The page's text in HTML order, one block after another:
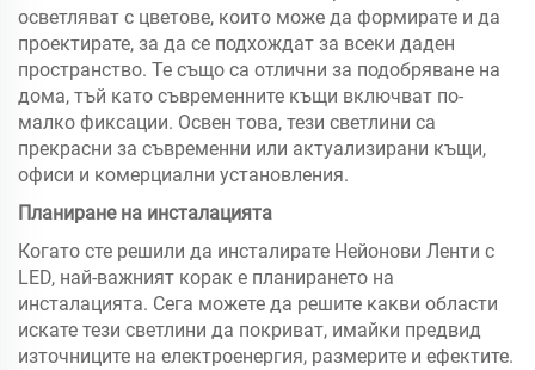
осветляват с цветове, които може да формирате и да
проектирате, за да се подхождат за всеки даден
пространство. Те също са отлични за подобряване на
дома, тъй като съвременните къщи включват по-
малко фиксации. Освен това, тези светлини са
прекрасни за съвременни или актуализирани къщи,
офиси и комерциални установления.
Планиране на инсталацията
Когато сте решили да инсталирате Нейонови Ленти с
LED, най-важният корак е планирането на
инсталацията. Сега можете да решите какви области
искате тези светлини да покриват, имайки предвид
източниците на електроенергия, размерите и ефектите.